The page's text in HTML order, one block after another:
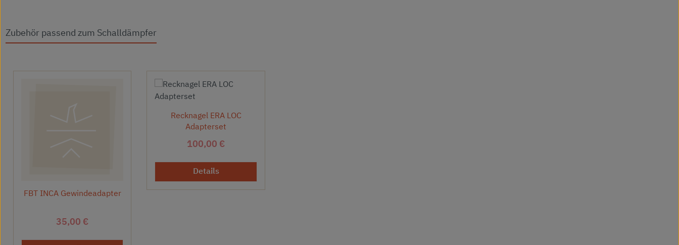
Zubehör passend zum Schalldämpfer
FBT INCA Gewindeadapter
Regulärer Preis:
35,00 €
Recknagel ERA LOC
Adapterset
Regulärer Preis:
100,00 €
Details